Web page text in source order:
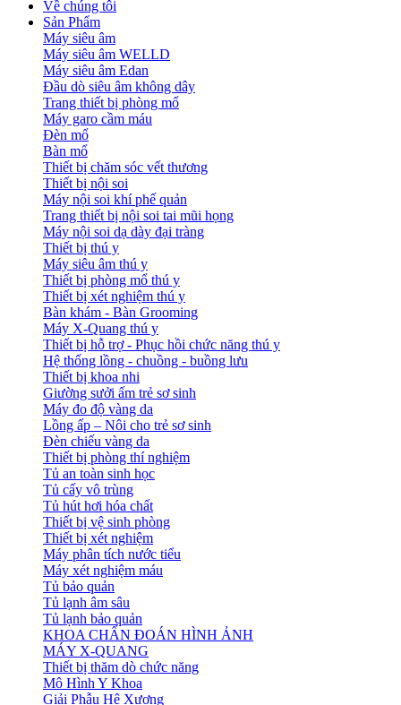
Về chúng tôi
Sản Phẩm
Máy siêu âm
Máy siêu âm WELLD
Máy siêu âm Edan
Đầu dò siêu âm không dây
Trang thiết bị phòng mổ
Máy garo cầm máu
Đèn mổ
Bàn mổ
Thiết bị chăm sóc vết thương
Thiết bị nội soi
Máy nội soi khí phế quản
Trang thiết bị nội soi tai mũi họng
Máy nội soi dạ dày đại tràng
Thiết bị thú y
Máy siêu âm thú y
Thiết bị phòng mổ thú y
Thiết bị xét nghiệm thú y
Bàn khám - Bàn Grooming
Máy X-Quang thú y
Thiết bị hỗ trợ - Phục hồi chức năng thú y
Hệ thống lồng - chuồng - buồng lưu
Thiết bị khoa nhi
Giường sưởi ấm trẻ sơ sinh
Máy đo độ vàng da
Lồng ấp – Nôi cho trẻ sơ sinh
Đèn chiếu vàng da
Thiết bị phòng thí nghiệm
Tủ an toàn sinh học
Tủ cấy vô trùng
Tủ hút hơi hóa chất
Thiết bị vệ sinh phòng
Thiết bị xét nghiệm
Máy phân tích nước tiểu
Máy xét nghiệm máu
Tủ bảo quản
Tủ lạnh âm sâu
Tủ lạnh bảo quản
KHOA CHẨN ĐOÁN HÌNH ẢNH
MÁY X-QUANG
Thiết bị thăm dò chức năng
Mô Hình Y Khoa
Giải Phẫu Hệ Xương